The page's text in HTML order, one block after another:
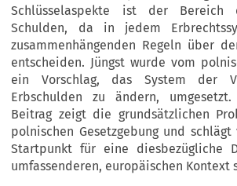
Schlüsselaspekte ist der
Schulden, da in jedem
zusammenhängenden Regeln über
entscheiden. Jüngst wurde vom
ein Vorschlag, das System der
Erbschulden zu ändern,
Beitrag zeigt die grundsätzlichen
polnischen Gesetzgebung und
Startpunkt für eine diesbezügliche
umfassenderen, europäischen Kontext